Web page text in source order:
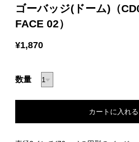
ゴーバッジ(ドーム)（
FACE 02）
¥1,870
数量